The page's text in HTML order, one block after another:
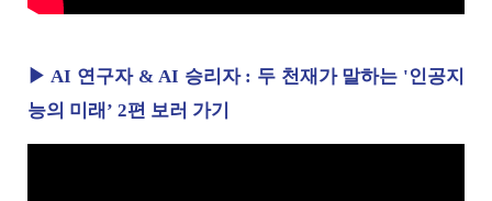
▶ AI 연구자 & AI 승리자 : 두 천재가 말하는 '인공지
능의 미래’ 2편 보러 가기